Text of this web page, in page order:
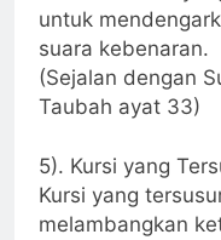
untuk
suara kebenaran.
(Sejalan dengan
Taubah ayat 33)
5). Kursi yang
Kursi yang
melambangkan